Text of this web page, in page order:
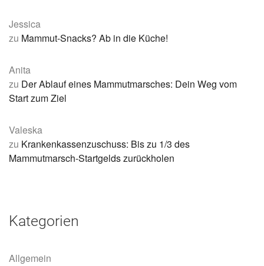
Jessica
zu Mammut-Snacks? Ab in die Küche!
Anita
zu Der Ablauf eines Mammutmarsches: Dein Weg vom
Start zum Ziel
Valeska
zu Krankenkassenzuschuss: Bis zu 1/3 des
Mammutmarsch-Startgelds zurückholen
Kategorien
Allgemein